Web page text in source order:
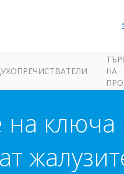
НА
ключа